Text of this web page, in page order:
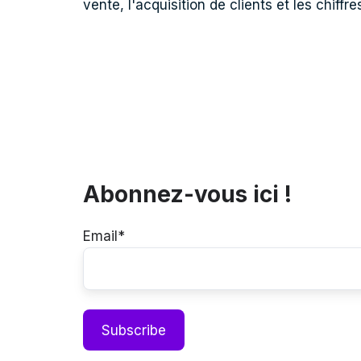
vente, l'acquisition de clients et les
Abonnez-vous ici !
Email*